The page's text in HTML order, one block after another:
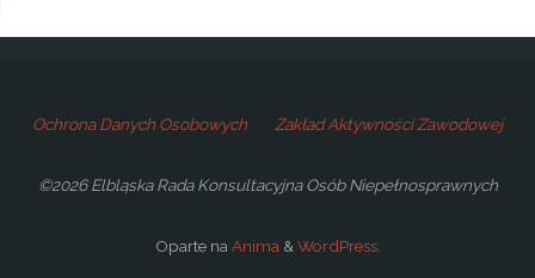
Ochrona Danych Osobowych Zakład Aktywności Zawodowej
©2026 Elbląska Rada Konsultacyjna Osób Niepełnosprawnych
Oparte na Anima & WordPress.